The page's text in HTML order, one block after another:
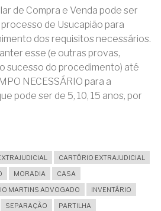
de Compra e Venda pode ser
de Usucapião para
dos requisitos necessários.
esse (e outras provas,
sucesso do procedimento) até
NECESSÁRIO para a
pode ser de 5, 10, 15 anos, por
CARTÓRIO EXTRAJUDICIAL
MORADIA
CASA
MARTINS ADVOGADO
INVENTÁRIO
SEPARAÇÃO PARTILHA